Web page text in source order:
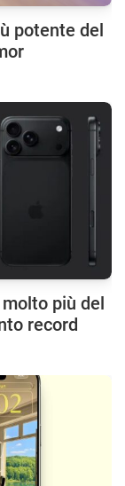
potente del
più del
record